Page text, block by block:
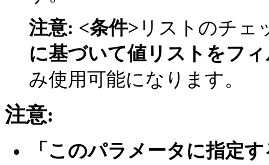
注意: <条件> リストのチェ
に基づいて値リストをフ
み使用可能になります。
注意:
「このパラメータに指定